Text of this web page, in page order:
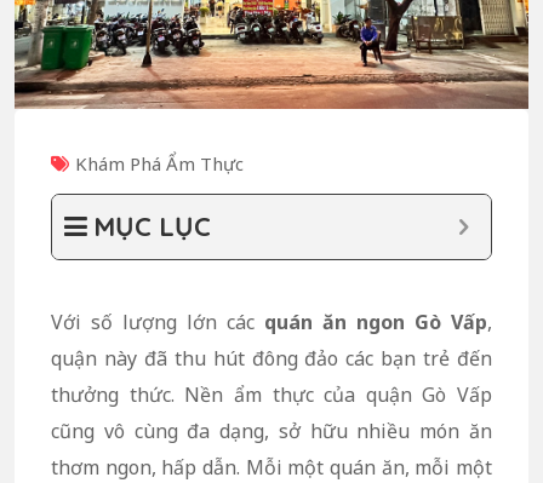
Khám Phá Ẩm Thực
MỤC LỤC
Với số lượng lớn các quán ăn ngon Gò Vấp,
quận này đã thu hút đông đảo các bạn trẻ đến
thưởng thức. Nền ẩm thực của quận Gò Vấp
cũng vô cùng đa dạng, sở hữu nhiều món ăn
thơm ngon, hấp dẫn. Mỗi một quán ăn, mỗi một